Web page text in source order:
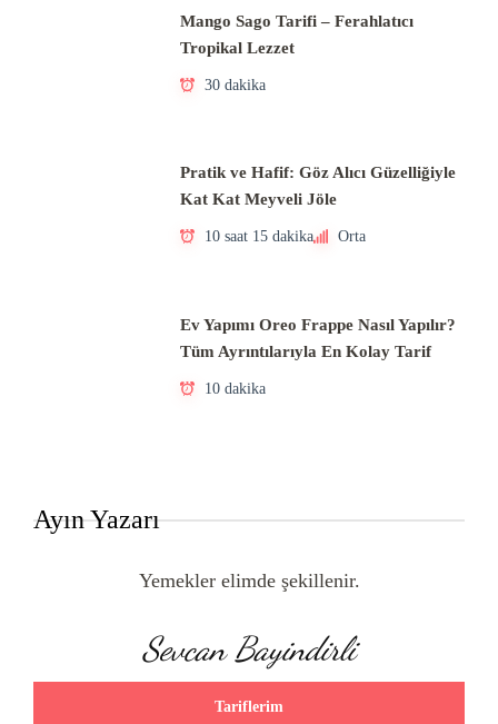
Mango Sago Tarifi – Ferahlatıcı
Tropikal Lezzet
30 dakika
Pratik ve Hafif: Göz Alıcı Güzelliğiyle
Kat Kat Meyveli Jöle
10 saat 15 dakika Orta
Ev Yapımı Oreo Frappe Nasıl Yapılır?
Tüm Ayrıntılarıyla En Kolay Tarif
10 dakika
Ayın Yazarı
Yemekler elimde şekillenir.
Sevcan Bayindirli
Tariflerim